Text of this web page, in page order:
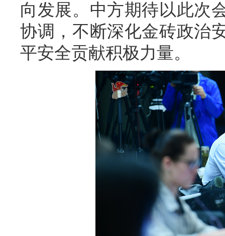
向发展。中方期待以此次
协调，不断深化金砖政治
平安全贡献积极力量。